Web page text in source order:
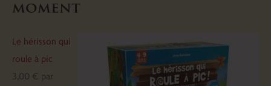
moment
Le hérisson qui
roule à pic
3,00 € par